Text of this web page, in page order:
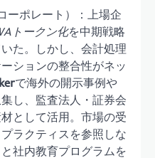
ーポレート）：上場企
トークン化を中期戦略
た。しかし、会計処理
ションの整合性がネッ
で海外の開示事例や
し、監査法人・証券会
として活用。市場の受
ラクティスを参照しな
社内教育プログラムを